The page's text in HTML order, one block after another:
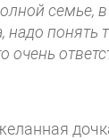
семье,
понять
очень